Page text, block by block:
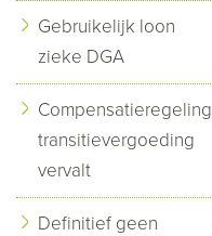
Gebruikelijk loon
zieke DGA
Compensatieregeling
transitievergoeding
vervalt
Definitief geen